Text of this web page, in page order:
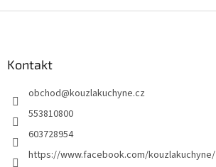
Kontakt
obchod@kouzlakuchyne.cz
553810800
603728954
https://www.facebook.com/kouzlakuchyne/